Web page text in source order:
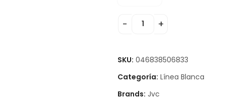
SKU: 046838506833
Categoría: Línea Blanca
Brands: Jvc